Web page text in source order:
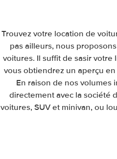
Trouvez votre location de
pas ailleurs, nous
voitures. Il suffit de sasir
vous obtiendrez un aperçu
En raison de nos volumes
directement avec la société
voitures, SUV et minivan, ou